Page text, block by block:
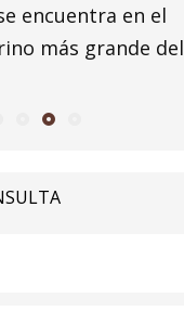
encuentra en el
más grande del